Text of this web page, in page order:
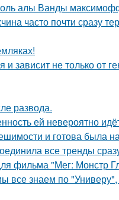
алы Ванды
часто почти сразу
зависит не только от
развода.
ей невероятно
и готова была
все тренды
фильма "Мег: Монстр
все знаем по